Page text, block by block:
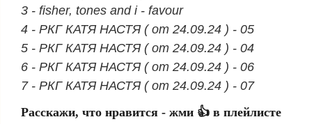
3 - fisher, tones and i - favour
4 - РКГ КАТЯ НАСТЯ ( от 24.09.24 ) - 05
5 - РКГ КАТЯ НАСТЯ ( от 24.09.24 ) - 04
6 - РКГ КАТЯ НАСТЯ ( от 24.09.24 ) - 06
7 - РКГ КАТЯ НАСТЯ ( от 24.09.24 ) - 07
Расскажи, что нравится - жми 👍 в плейлисте